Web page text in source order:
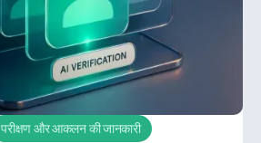
परीक्षण और आकलन की जानकारी